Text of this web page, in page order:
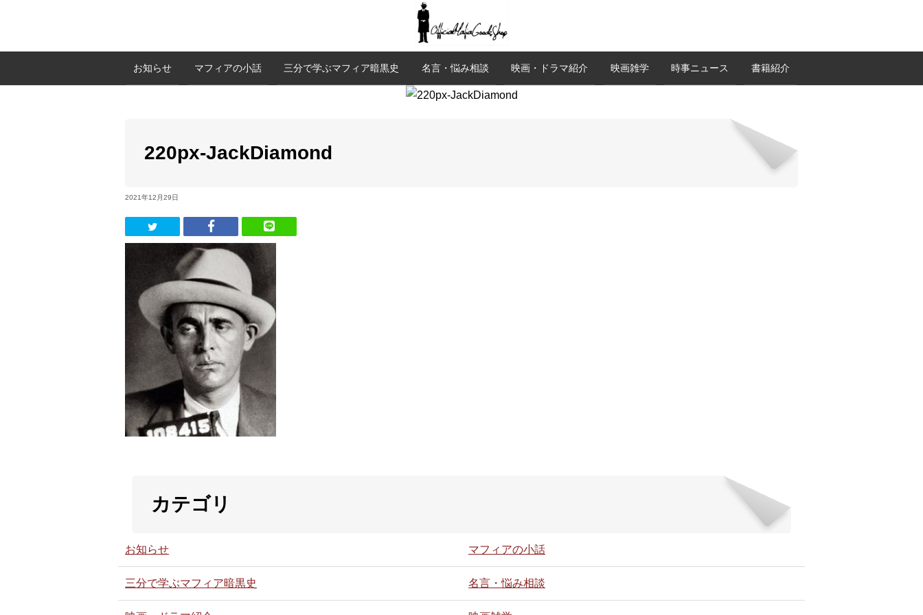
お知らせ マフィアの小話 三分で学ぶマフィア暗黒史 名言・悩み相談 映画・ドラマ紹介 映画雑学 時事ニュース 書籍紹介
220px-JackDiamond
2021年12月29日
カテゴリ
お知らせ マフィアの小話
三分で学ぶマフィア暗黒史 名言・悩み相談